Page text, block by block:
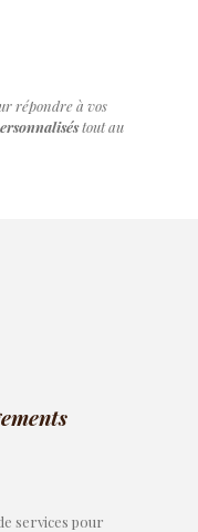
répondre à vos
tout au
services pour